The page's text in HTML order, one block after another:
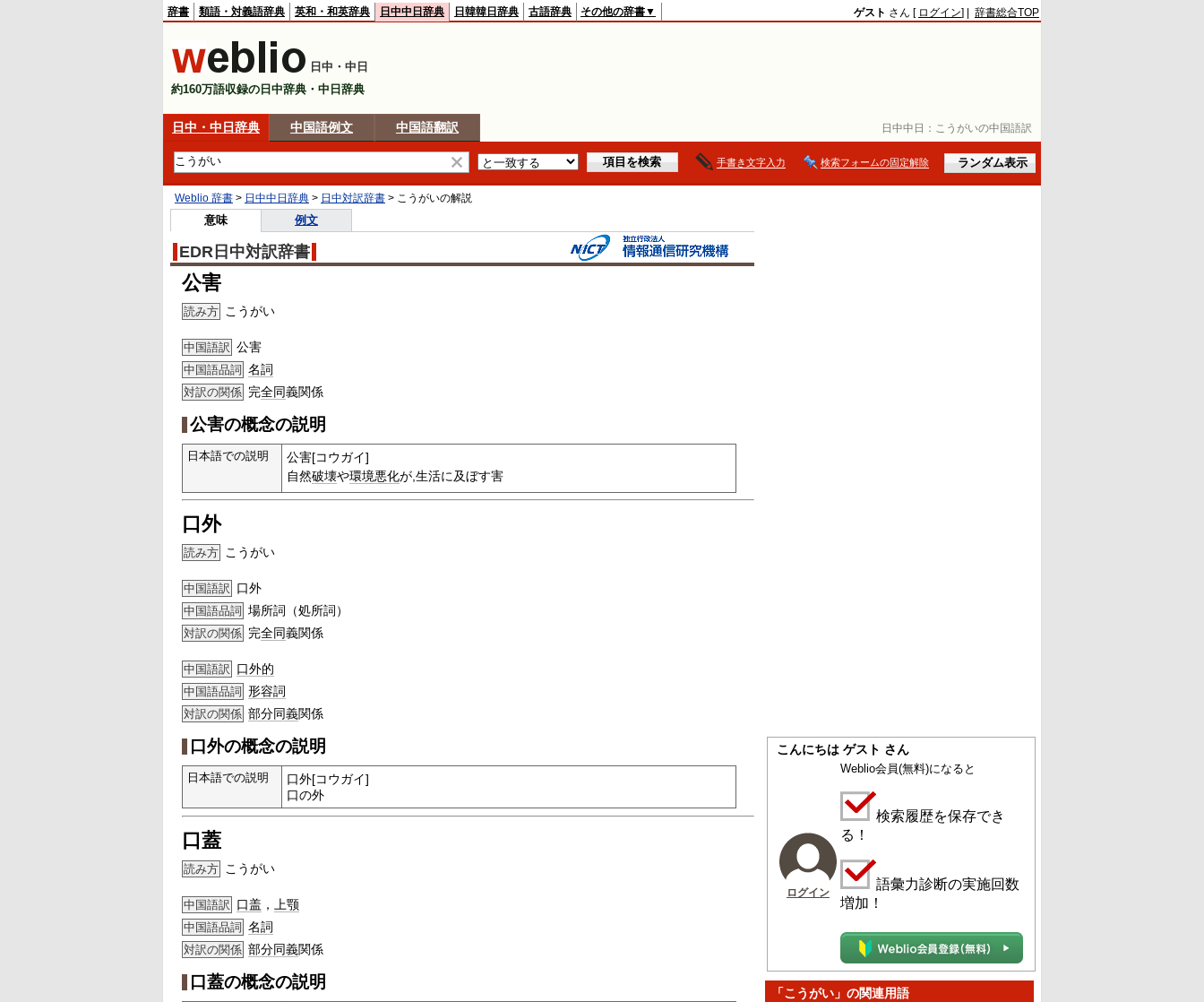
日中中日： こうがいの中国語訳
辞書 類語・対義語辞典 英和・和英辞典 日中中日辞典 日韓韓日辞典 古語辞典 その他の辞書▼ ゲスト さん [ ログイン] | 辞書総合TOP
日中・中日
約160万語収録の日中辞典・中日辞典
日中・中日辞典 中国語例文 中国語翻訳
手書き文字入力 検索フォームの固定解除
Weblio 辞書 > 日中中日辞典 > 日中対訳辞書 > こうがいの解説
意味 例文
EDR日中対訳辞書
公害
読み方 こうがい
中国語訳 公害
中国語品詞 名詞
対訳の関係 完全同義関係
公害の概念の説明
日本語での説明
公害[コウガイ]
自然破壊や環境悪化が,生活に及ぼす害
口外
読み方 こうがい
中国語訳 口外
中国語品詞 場所詞（処所詞）
対訳の関係 完全同義関係
中国語訳 口外的
中国語品詞 形容詞
対訳の関係 部分同義関係
口外の概念の説明
日本語での説明
口外[コウガイ]
口の外
口蓋
読み方 こうがい
中国語訳 口盖 ， 上颚
中国語品詞 名詞
対訳の関係 部分同義関係
口蓋の概念の説明
こんにちは ゲスト さん
ログイン
Weblio会員(無料)になると
検索履歴を保存でき
る！
語彙力診断の実施回数
増加！
「こうがい」の関連用語